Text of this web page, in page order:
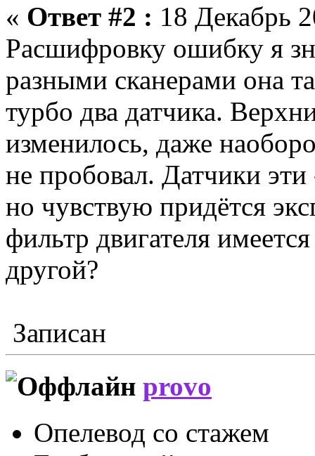
« Ответ #2 : 18 Декабрь
Расшифровку ошибку я
разными сканерами она
турбо два датчика.
изменилось, даже
не пробовал. Датчики
но чувствую придётся
фильтр двигателя
другой?
Записан
provo
Опелевод со стажем